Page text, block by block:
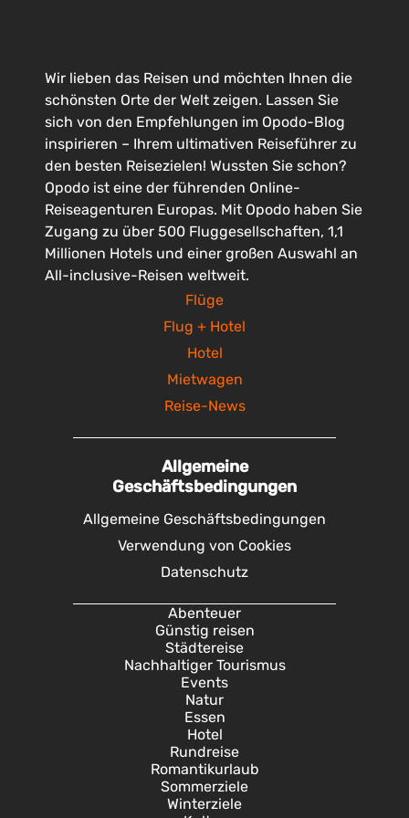
Wir lieben das Reisen und möchten Ihnen die
schönsten Orte der Welt zeigen. Lassen Sie
sich von den Empfehlungen im Opodo-Blog
inspirieren – Ihrem ultimativen Reiseführer zu
den besten Reisezielen! Wussten Sie schon?
Opodo ist eine der führenden Online-
Reiseagenturen Europas. Mit Opodo haben Sie
Zugang zu über 500 Fluggesellschaften, 1,1
Millionen Hotels und einer großen Auswahl an
All-inclusive-Reisen weltweit.
Flüge
Flug + Hotel
Hotel
Mietwagen
Reise-News
Allgemeine
Geschäftsbedingungen
Allgemeine Geschäftsbedingungen
Verwendung von Cookies
Datenschutz
Abenteuer
Günstig reisen
Städtereise
Nachhaltiger Tourismus
Events
Natur
Essen
Hotel
Rundreise
Romantikurlaub
Sommerziele
Winterziele